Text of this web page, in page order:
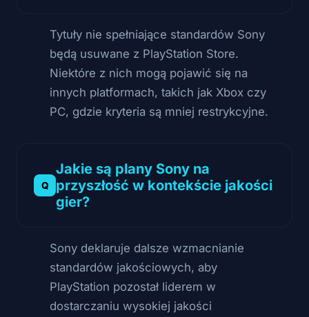
Tytuły nie spełniające standardów Sony
będą usuwane z PlayStation Store.
Niektóre z nich mogą pojawić się na
innych platformach, takich jak Xbox czy
PC, gdzie kryteria są mniej restrykcyjne.
Jakie są plany Sony na
przyszłość w kontekście jakości
gier?
Sony deklaruje dalsze wzmacnianie
standardów jakościowych, aby
PlayStation pozostał liderem w
dostarczaniu wysokiej jakości